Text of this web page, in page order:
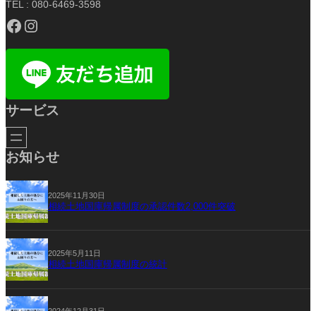
TEL : 080-6469-3598
Facebook Instagram
サービス
お知らせ
2025年11月30日
相続土地国庫帰属制度の承認件数2,000件突破
2025年5月11日
相続土地国庫帰属制度の統計